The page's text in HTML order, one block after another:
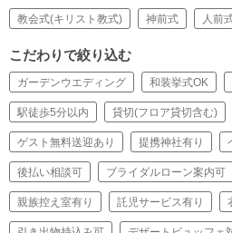
教会式(キリスト教式) 神前式 人前
こだわりで絞り込む
ガーデンウエディング 和装挙式OK
駅徒歩5分以内 貸切(フロア貸切含む)
ゲスト無料送迎あり 提携神社有り
後払い相談可 ブライダルローン案内可
親族控え室有り 託児サービス有り